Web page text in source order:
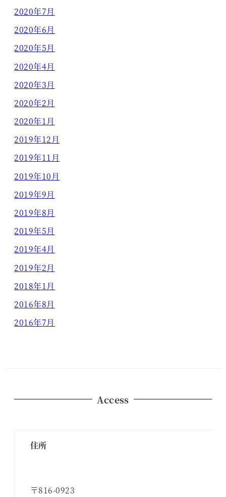
2020年7月
2020年6月
2020年5月
2020年4月
2020年3月
2020年2月
2020年1月
2019年12月
2019年11月
2019年10月
2019年9月
2019年8月
2019年5月
2019年4月
2019年2月
2018年1月
2016年8月
2016年7月
Access
住所
〒816-0923